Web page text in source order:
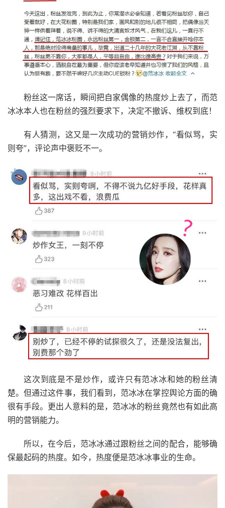
粉丝这一席话，瞬间把自家偶像的热度炒上去了，而范
冰冰本人也在粉丝的强烈要求下，决定不撤诉、维权到底！
有人猜测，这又是一次成功的营销炒作，“看似骂，实
则夸”，评论声中褒贬不一。
这次到底是不是炒作，或许只有范冰冰和她的粉丝清
楚。但通过这件事，我们看到，范冰冰在掌控舆论方面的确
很有手段。更出人意料的是，范冰冰的粉丝竟然也有如此高
明的营销能力。
所以，在今后，范冰冰通过跟粉丝之间的配合，能够确
保最起码的热度。如今，热度便是范冰冰事业的生命。